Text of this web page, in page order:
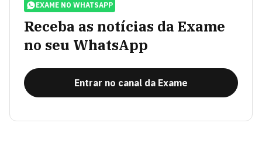
EXAME NO WHATSAPP
Receba as notícias da Exame
no seu WhatsApp
Entrar no canal da Exame